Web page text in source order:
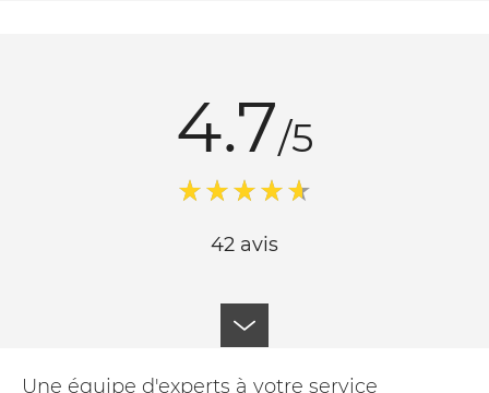
4.7/5
42 avis
Une équipe d'experts à votre service